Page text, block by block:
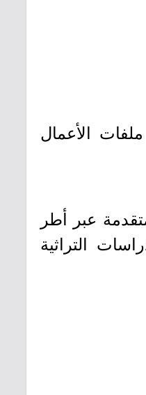
الأعمال
عبر أطر
بحلول عام 2027م تشمل (كلية الدراسات التراثية